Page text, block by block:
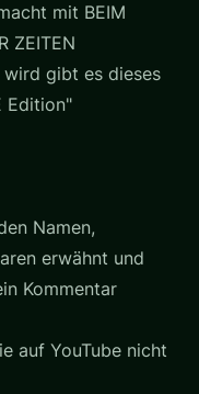
mit BEIM
ZEITEN
gibt es dieses
Edition"
Namen,
erwähnt und
Kommentar
auf YouTube nicht